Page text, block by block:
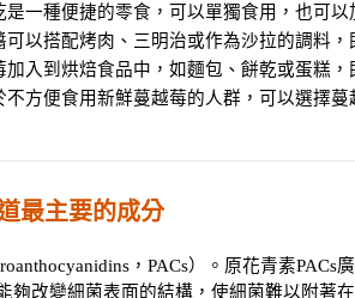
是一種便捷的零食，可以單獨食用，也可
可以搭配烤肉、三明治或作為沙拉的調料，
加入到烘焙食品中，如麵包、餅乾或蛋糕
不方便食用新鮮蔓越莓的人群，可以選擇
最主要的成分
，PACs）。原花青素PACs
夠改變細菌表面的結構，使細菌難以附著